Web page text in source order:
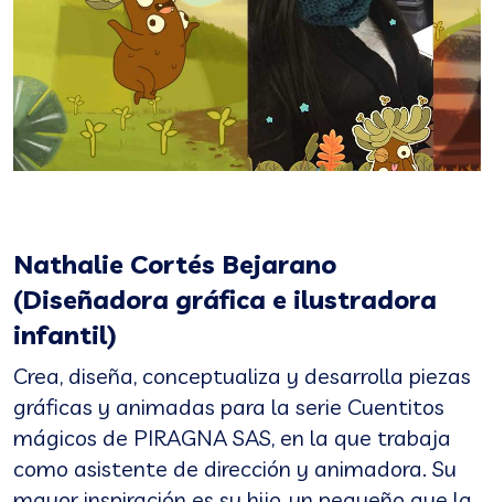
Nathalie Cortés Bejarano
(Diseñadora gráfica e ilustradora
infantil)
Crea, diseña, conceptualiza y desarrolla piezas
gráficas y animadas para la serie Cuentitos
mágicos de PIRAGNA SAS, en la que trabaja
como asistente de dirección y animadora. Su